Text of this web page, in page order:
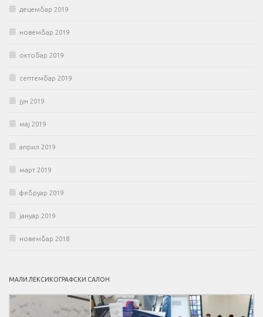
децембар 2019
новембар 2019
октобар 2019
септембар 2019
јун 2019
мај 2019
април 2019
март 2019
фебруар 2019
јануар 2019
новембар 2018
МАЛИ ЛЕКСИКОГРАФСКИ САЛОН